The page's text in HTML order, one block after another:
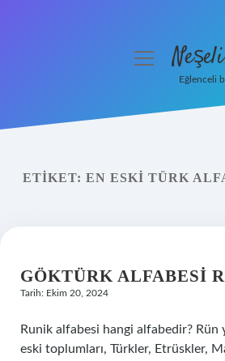
Yasal Uyarı
menüyü
Eğlenceli
ETIKET: EN ESKI TÜRK
GÖKTÜRK ALFABESI
Tarih: Ekim 20, 2024
Runik alfabesi hangi alfabedir? Rün
eski toplumları, Türkler, Etrüskler,